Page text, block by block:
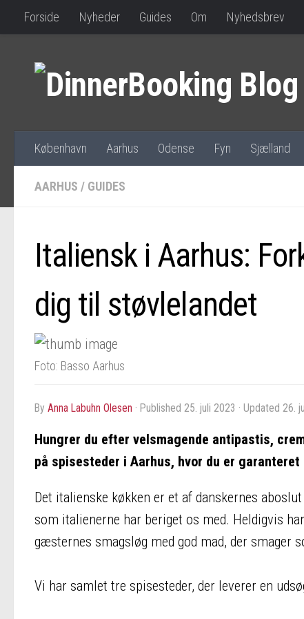
Forside Nyheder Guides Om Nyhedsbrev
København Aarhus Odense Fyn Sjælland
AARHUS / GUIDES
Italiensk i Aarhus:
dig til støvlelandet
Foto: Basso Aarhus
by Anna Labuhn Olesen · Published 25. juli 2023 · Updated 26.
Hungrer du efter velsmagende antipastis,
på spisesteder i Aarhus, hvor du er
Det italienske køkken er et af danskernes
som italienerne har beriget os med. Heldigvis
gæsternes smagsløg med god mad, der smager
Vi har samlet tre spisesteder, der leverer en